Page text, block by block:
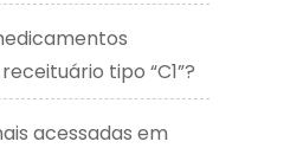
tipo “C1”?
acessadas em